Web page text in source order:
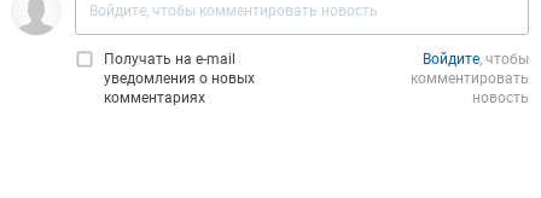
Получать на e‑mail
уведомления о новых
комментариях
Войдите, чтобы
комментировать
новость